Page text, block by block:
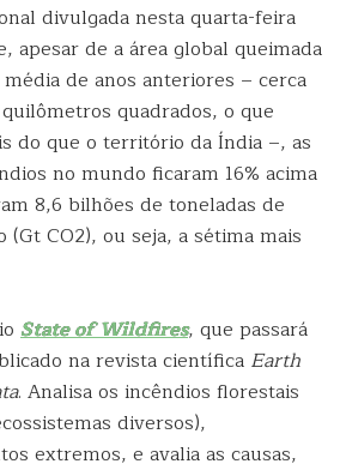
divulgada nesta quarta-feira
apesar de a área global queimada
de anos anteriores – cerca
quadrados, o que
do que o território da Índia –, as
no mundo ficaram 16% acima
8,6 bilhões de toneladas de
CO2), ou seja, a sétima mais
State of Wildfires, que passará
na revista científica Earth
. Analisa os incêndios florestais
diversos),
extremos, e avalia as causas,